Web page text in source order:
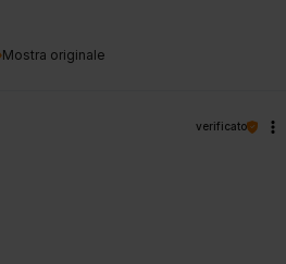
Mostra originale
verificato